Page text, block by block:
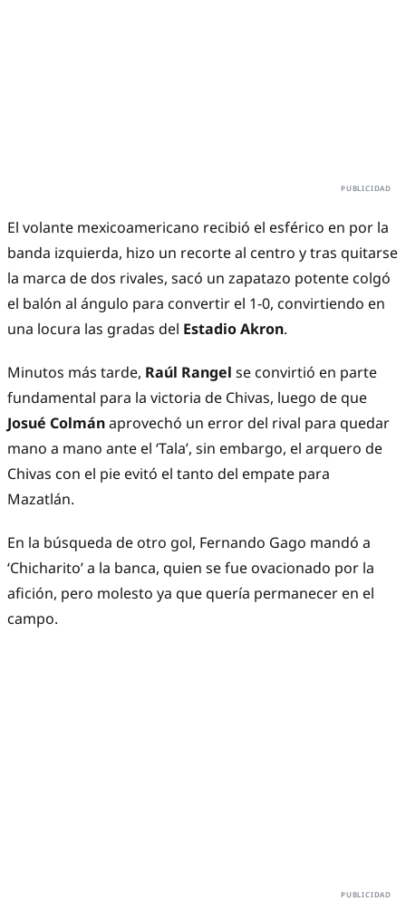
El volante mexicoamericano recibió el esférico en por la
banda izquierda, hizo un recorte al centro y tras quitarse
la marca de dos rivales, sacó un zapatazo potente colgó
el balón al ángulo para convertir el 1-0, convirtiendo en
una locura las gradas del Estadio Akron.
Minutos más tarde, Raúl Rangel se convirtió en parte
fundamental para la victoria de Chivas, luego de que
Josué Colmánaprovechó un error del rival para quedar
mano a mano ante el ‘Tala’, sin embargo, el arquero de
Chivas con el pie evitó el tanto del empate para
Mazatlán.
En la búsqueda de otro gol, Fernando Gago mandó a
‘Chicharito’ a la banca, quien se fue ovacionado por la
afición, pero molesto ya que quería permanecer en el
campo.